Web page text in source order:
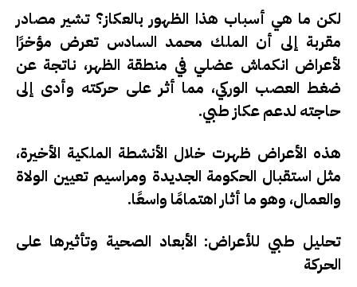
لكن ما هي أسباب هذا الظهور بالعكاز؟ تشير مصادر
مقربة إلى أن الملك محمد السادس تعرض مؤخرًا
لأعراض انكماش عضلي في منطقة الظهر، ناتجة عن
ضغط العصب الوركي، مما أثر على حركته وأدى إلى
حاجته لدعم عكاز طبي.
هذه الأعراض ظهرت خلال الأنشطة الملكية الأخيرة،
مثل استقبال الحكومة الجديدة ومراسيم تعيين الولاة
والعمال، وهو ما أثار اهتمامًا واسعًا.
تحليل طبي للأعراض: الأبعاد الصحية وتأثيرها على
الحركة